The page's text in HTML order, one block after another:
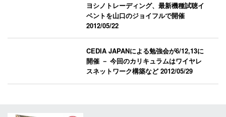
ヨシノトレーディング、最新機種試聴イ
ベントを山口のジョイフルで開催
2012/05/22
CEDIA JAPANによる勉強会が6/12,13に
開催 － 今回のカリキュラムはワイヤレ
スネットワーク構築など2012/05/29